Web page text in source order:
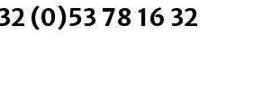
(0)53 78 16 32